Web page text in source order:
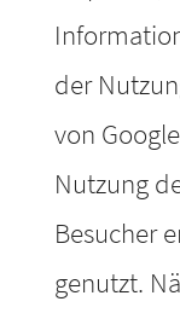
der
von
Nutzung
Besucher
genutzt.